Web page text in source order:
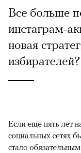
Все больше
инстаграм-
новая
избирателей?
Если еще пять лет
социальных сетях
стало